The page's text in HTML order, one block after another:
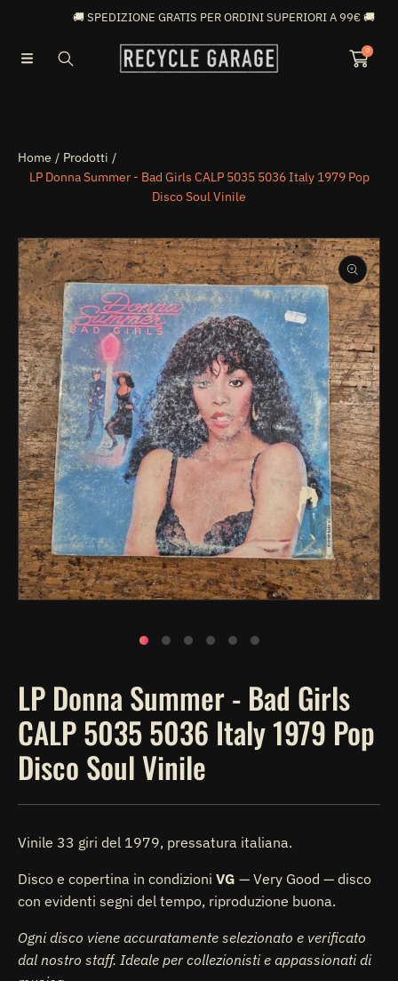
VAI DIRETTAMENTE AI CONTENUTI
🚚 SPEDIZIONE GRATIS PER ORDINI SUPERIORI A 99€ 🚚
0
Home
Prodotti
LP Donna Summer - Bad Girls CALP 5035 5036 Italy 1979 Pop
Disco Soul Vinile
PASSA ALLE INFORMAZIONI SUL PRODOTTO
Apri
contenuti
multimediali
1
finestra
modale
LP Donna Summer - Bad Girls
CALP 5035 5036 Italy 1979 Pop
Disco Soul Vinile
Vinile 33 giri del 1979, pressatura italiana.
Disco e copertina in condizioni VG — Very Good — disco
con evidenti segni del tempo, riproduzione buona.
Ogni disco viene accuratamente selezionato e verificato
dal nostro staff. Ideale per collezionisti e appassionati di